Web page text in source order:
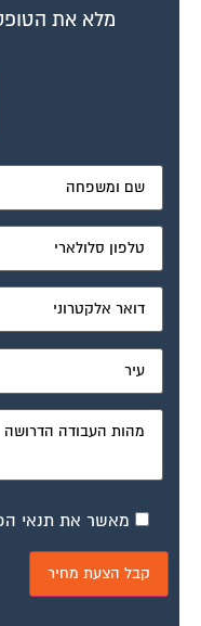
מלא את
מאשר את תנאי